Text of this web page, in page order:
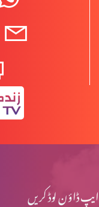
ایپ ڈاؤن لوڈ کریں